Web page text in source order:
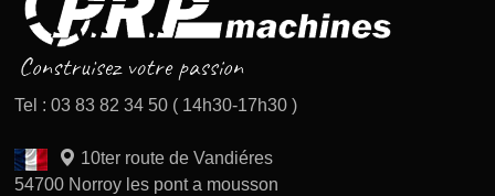
Tel : 03 83 82 34 50 ( 14h30-17h30 )
10ter route de Vandiéres
54700 Norroy les pont a mousson